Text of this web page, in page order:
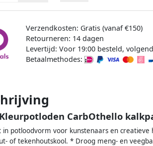
Verzendkosten: Gratis (vanaf €150)
Retourneren: 14 dagen
Levertijd: Voor 19:00 besteld,
Betaalmethodes:
CarbOthello
in potloodvorm voor kunstenaars en
of tekenhoutskool. * Droog meng- en